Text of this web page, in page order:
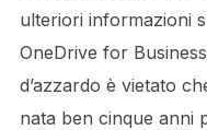
ulteriori informazioni
OneDrive for
d’azzardo è vietato
nata ben cinque anni